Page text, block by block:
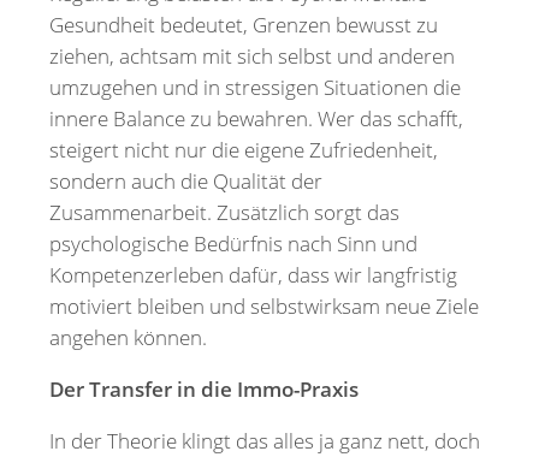
Gesundheit bedeutet, Grenzen bewusst zu
ziehen, achtsam mit sich selbst und anderen
umzugehen und in stressigen Situationen die
innere Balance zu bewahren. Wer das schafft,
steigert nicht nur die eigene Zufriedenheit,
sondern auch die Qualität der
Zusammenarbeit. Zusätzlich sorgt das
psychologische Bedürfnis nach Sinn und
Kompetenzerleben dafür, dass wir langfristig
motiviert bleiben und selbstwirksam neue Ziele
angehen können.
Der Transfer in die Immo-Praxis
In der Theorie klingt das alles ja ganz nett, doch